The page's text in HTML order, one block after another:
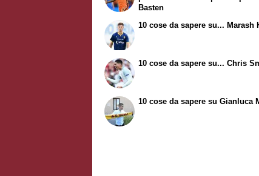
Basten
10 cose da sapere su... Marash
10 cose da sapere su... Chris
10 cose da sapere su Gianluca